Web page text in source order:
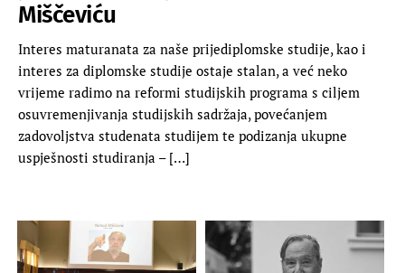
Miščeviću
Interes maturanata za naše prijediplomske studije, kao i
interes za diplomske studije ostaje stalan, a već neko
vrijeme radimo na reformi studijskih programa s ciljem
osuvremenjivanja studijskih sadržaja, povećanjem
zadovoljstva studenata studijem te podizanja ukupne
uspješnosti studiranja – […]